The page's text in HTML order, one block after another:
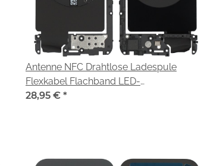
Antenne NFC Drahtlose Ladespule
Flexkabel Flachband LED-
Blitz/Taschenlampe Platine Modul G949-
28,95 € *